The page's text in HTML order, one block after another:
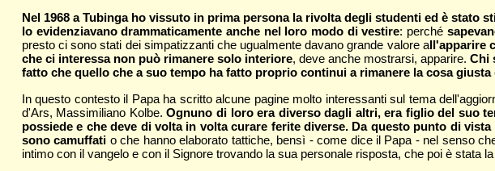
Nel 1968 a Tubinga ho vissuto in prima persona la rivolta degli studenti ed è
lo evidenziavano drammaticamente anche nel loro modo di vestire: perché
presto ci sono stati dei simpatizzanti che ugualmente davano grande valore all'apparire
che ci interessa non può rimanere solo interiore, deve anche mostrarsi, apparire. Chi
fatto che quello che a suo tempo ha fatto proprio continui a rimanere la cosa giusta
In questo contesto il Papa ha scritto alcune pagine molto interessanti sul tema
d'Ars, Massimiliano Kolbe.Ognuno di loro era diverso dagli altri, era figlio del suo
possiede e che deve di volta in volta curare ferite diverse. Da questo punto di
sono camuffati o che hanno elaborato tattiche, bensì - come dice il Papa - nel senso
intimo con il vangelo e con il Signore trovando la sua personale risposta, che poi è stata